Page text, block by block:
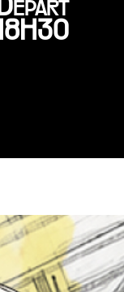
Départ
18H30